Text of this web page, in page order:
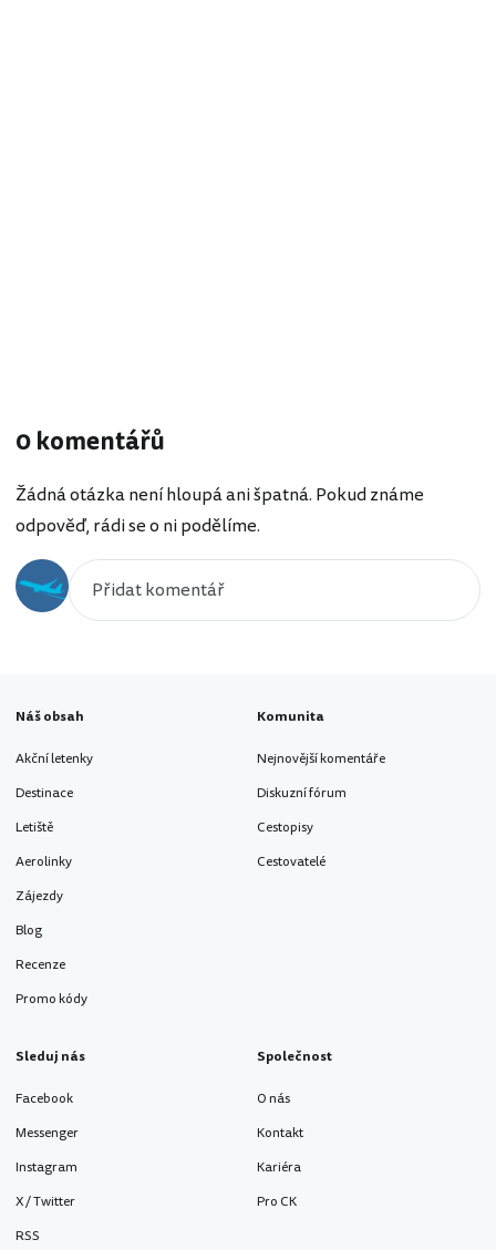
0 komentářů
Žádná otázka není hloupá ani špatná. Pokud známe
odpověď, rádi se o ni podělíme.
Náš obsah
Akční letenky
Destinace
Letiště
Aerolinky
Zájezdy
Blog
Recenze
Promo kódy
Komunita
Nejnovější komentáře
Diskuzní fórum
Cestopisy
Cestovatelé
Sleduj nás
Facebook
Messenger
Instagram
X / Twitter
RSS
Společnost
O nás
Kontakt
Kariéra
Pro CK